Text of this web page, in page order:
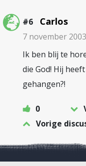
#6 Carlos
7 november
Ik ben blij te
die God! Hij
gehangen?!
0
Vorige